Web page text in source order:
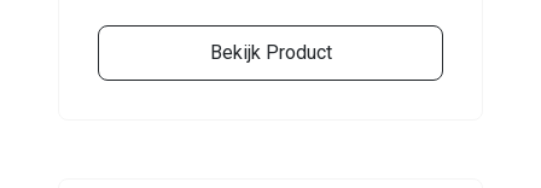
Bekijk Product